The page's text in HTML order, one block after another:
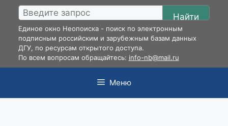
Перейти
содержимому
Найти
Единое окно Неопоиска - поиск по электронным
подписным российским и зарубежным базам данных
ДГУ, по ресурсам открытого доступа.
По всем вопросам обращайтесь: info-nb@mail.ru
Меню